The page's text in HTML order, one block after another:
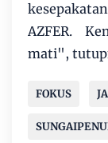
AZFER.
mati",
FOKUS